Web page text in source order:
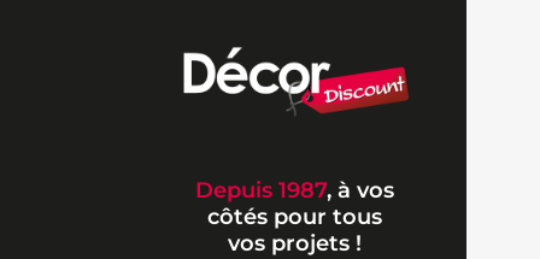
Depuis 1987, à vos
côtés pour tous
vos projets !